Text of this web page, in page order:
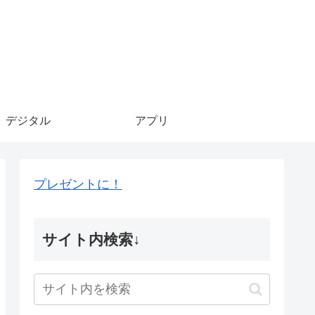
デジタル アプリ
プレゼントに！
サイト内検索↓